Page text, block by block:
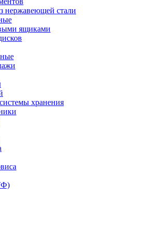
нержавеющей стали
ящиками
хранения